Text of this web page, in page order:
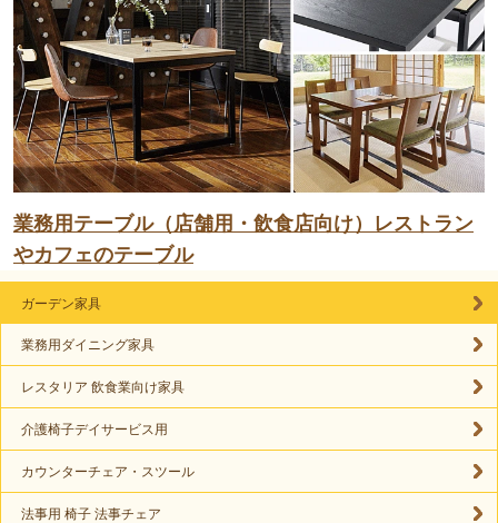
業務用テーブル（店舗用・飲食店向け）レストラン
やカフェのテーブル
ガーデン家具
業務用ダイニング家具
レスタリア 飲食業向け家具
介護椅子デイサービス用
カウンターチェア・スツール
法事用 椅子 法事チェア